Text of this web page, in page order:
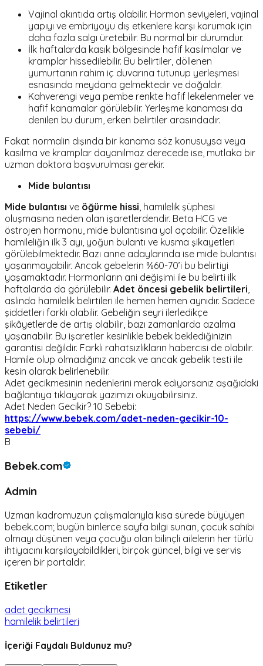
Vajinal akıntıda artış olabilir. Hormon seviyeleri, vajinal
yapıyı ve embriyoyu dış etkenlere karşı korumak için
daha fazla salgı üretebilir. Bu normal bir durumdur.
İlk haftalarda kasık bölgesinde hafif kasılmalar ve
kramplar hissedilebilir. Bu belirtiler, döllenen
yumurtanın rahim iç duvarına tutunup yerleşmesi
esnasında meydana gelmektedir ve doğaldır.
Kahverengi veya pembe renkte hafif lekelenmeler ve
hafif kanamalar görülebilir. Yerleşme kanaması da
denilen bu durum, erken belirtiler arasındadır.
Fakat normalin dışında bir kanama söz konusuysa veya
kasılma ve kramplar dayanılmaz derecede ise, mutlaka bir
uzman doktora başvurulması gerekir.
Mide bulantısı
Mide bulantısı ve öğürme hissi, hamilelik şüphesi
oluşmasına neden olan işaretlerdendir. Beta HCG ve
östrojen hormonu, mide bulantısına yol açabilir. Özellikle
hamileliğin ilk 3 ayı, yoğun bulantı ve kusma şikayetleri
görülebilmektedir. Bazı anne adaylarında ise mide bulantısı
yaşanmayabilir. Ancak gebelerin %60-70’i bu belirtiyi
yaşamaktadır. Hormonların ani değişimi ile bu belirti ilk
haftalarda da görülebilir. Adet öncesi gebelik belirtileri,
aslında hamilelik belirtileri ile hemen hemen aynıdır. Sadece
şiddetleri farklı olabilir. Gebeliğin seyri ilerledikçe
şikâyetlerde de artış olabilir, bazı zamanlarda azalma
yaşanabilir. Bu işaretler kesinlikle bebek beklediğinizin
garantisi değildir. Farklı rahatsızlıkların habercisi de olabilir.
Hamile olup olmadığınız ancak ve ancak gebelik testi ile
kesin olarak belirlenebilir.
Adet gecikmesinin nedenlerini merak ediyorsanız aşağıdaki
bağlantıya tıklayarak yazımızı okuyabilirsiniz.
Adet Neden Gecikir? 10 Sebebi:
https://www.bebek.com/adet-neden-gecikir-10-
sebebi/
B
Bebek.com
Admin
Uzman kadromuzun çalışmalarıyla kısa sürede büyüyen
bebek.com; bugün binlerce sayfa bilgi sunan, çocuk sahibi
olmayı düşünen veya çocuğu olan bilinçli ailelerin her türlü
ihtiyacını karşılayabildikleri, birçok güncel, bilgi ve servis
içeren bir portaldır.
Etiketler
adet gecikmesi
hamilelik belirtileri
İçeriği Faydalı Buldunuz mu?